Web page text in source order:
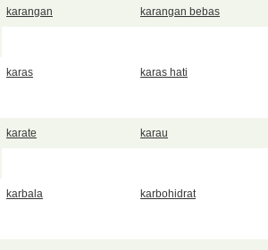
karangan karangan bebas
karas karas hati
karate karau
karbala karbohidrat